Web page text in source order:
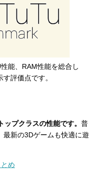
能、RAM性能を総合し
評価点です。
トップクラスの性能です。 普
新の3Dゲームも快適に遊
め